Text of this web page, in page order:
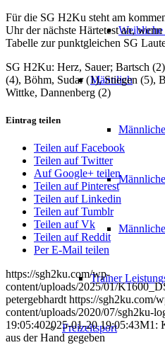
Männlich
Trainer
Freizeitsport
Für die SG H2Ku steht am
Uhr der nächste Härtetest an,
Tabelle zur punktgleichen SG
SG H2Ku: Herz, Sauer; Bartsch
(4), Böhm, Sudar (1), Stiegen (5),
Wittke, Dannenberg (2)
Eintrag teilen
Teilen auf Facebook
Teilen auf Twitter
Auf Google+ teilen
Teilen auf Pinterest
Teilen auf Linkedin
Teilen auf Tumblr
Teilen auf Vk
Teilen auf Reddit
Per E-Mail teilen
https://sgh2ku.com/wp-
content/uploads/2025/01/
petergebhardt https://sgh2ku.com/
content/uploads/2020/07/sgh2ku-
19:05:402025-01-20 19:05:43M1:
aus der Hand gegeben